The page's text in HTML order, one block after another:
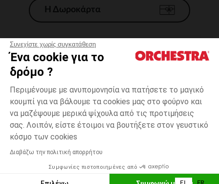
Συνεχίστε χωρίς συγκατάθεση
Ένα cookie για το
δρόμο ?
Περιμένουμε με ανυπομονησία να πατήσετε το μαγικό
κουμπί για να βάλουμε τα cookies μας στο φούρνο και
να μαζέψουμε μερικά ψίχουλα από τις προτιμήσεις
σας. Λοιπόν, είστε έτοιμοι να βουτήξετε στον γευστικό
κόσμο των cookies
Διαβάζω την πολιτική απορρήτου
Συμφωνίες πιστοποιημένες από
Κίτρινο
4
Δυνατότητα πληρωμής με
ΠΡΟΣΘΉΚΗ ΣΤΟ ΚΑΛΆΘΙ
Η Δωροκάρτα
Γενικοί 'Οροι Πώλησης
*Εμπορικες προσφορες
Προσωπικά δεδομένα
Διαχείρηση των cookies
Προσβασιμότητα: μη συμμορφούμενη
H Orchestra συμμετέχει στον κωδικά δεοντολογίας και στο σύστημα
μεσολάβησης της Γαλλικής Ομοσπονδίας Ηλεκτρονικού Εμπορίου.